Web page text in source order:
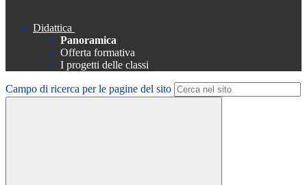
Didattica
Panoramica
Offerta formativa
I progetti delle classi
Campo di ricerca per le pagine del sito